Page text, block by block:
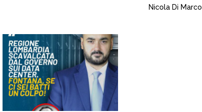
Nicola Di Marco